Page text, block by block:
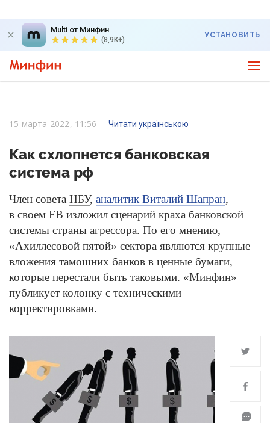
Multi от Минфин
(8,9K+)
УСТАНОВИТЬ
15 марта 2022, 11:56 Читати українською
Как схлопнется банковская
система рф
Член совета НБУ, аналитик Виталий Шапран,
в своем FB изложил сценарий краха банковской
системы страны агрессора. По его мнению,
«Ахиллесовой пятой» сектора являются крупные
вложения тамошних банков в ценные бумаги,
которые перестали быть таковыми. «Минфин»
публикует колонку с техническими
корректировками.